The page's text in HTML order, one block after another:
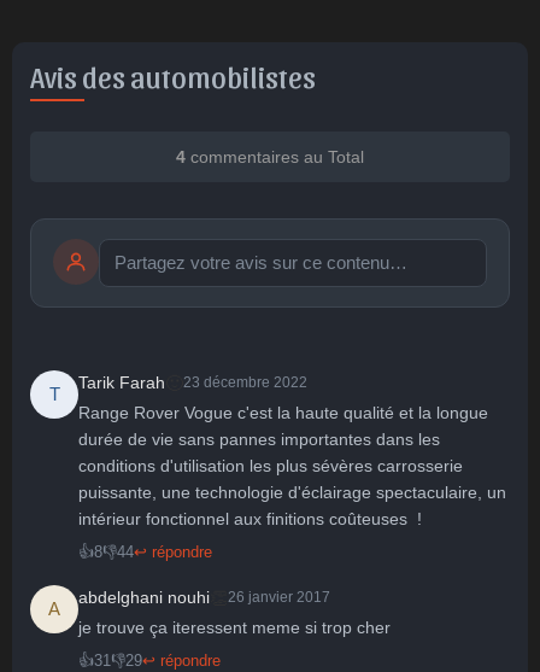
Avis des automobilistes
4 commentaires au Total
🤩
Parfait
👏
Bravo
😄
Réjoui
🙂
Content
😐
Indifférent
😮
Surpris
😞
Déçu
😠
Enervé
😨
Effrayé
publication immédiate Publier
T
Tarik Farah 23 décembre 2022
Range Rover Vogue c'est la haute qualité et la longue
durée de vie sans pannes importantes dans les
conditions d'utilisation les plus sévères carrosserie
puissante, une technologie d'éclairage spectaculaire, un
intérieur fonctionnel aux finitions coûteuses  !
👍8👎44↩ répondre
A
abdelghani nouhi 26 janvier 2017
je trouve ça iteressent meme si trop cher
👍31 👎29↩ répondre